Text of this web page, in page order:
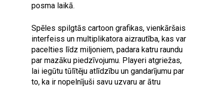
posma laikā.
Spēles spilgtās cartoon grafikas, vienkāršais
interfeiss un multiplikatora aizrautība, kas var
pacelties līdz miljoniem, padara katru raundu
par mazāku piedzīvojumu. Playeri atgriežas,
lai iegūtu tūlītēju atlīdzību un gandarījumu par
to, ka ir nopelnījuši savu uzvaru ar ātru